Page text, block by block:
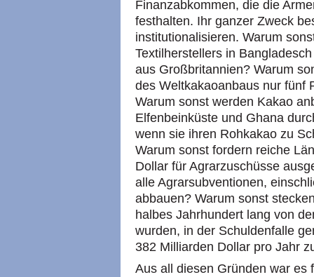
Finanzabkommen, die die
festhalten. Ihr ganzer Zweck
institutionalisieren. Warum
Textilherstellers in
aus Großbritannien? Warum
des Weltkakaoanbaus nur fünf
Warum sonst werden Kakao
Elfenbeinküste und Ghana
wenn sie ihren Rohkakao zu
Warum sonst fordern reiche
Dollar für Agrarzuschüsse
alle Agrarsubventionen,
abbauen? Warum sonst
halbes Jahrhundert lang von
wurden, in der Schuldenfalle
382 Milliarden Dollar pro Jahr
Aus all diesen Gründen war es